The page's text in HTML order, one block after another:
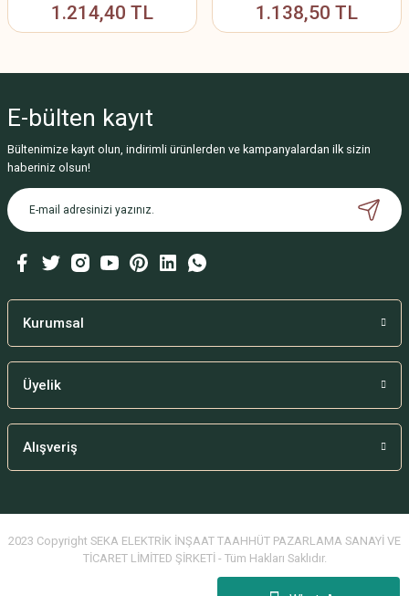
1.214,40 TL 1.138,50 TL
E-bülten kayıt
Bültenimize kayıt olun, indirimli ürünlerden ve kampanyalardan ilk sizin
haberiniz olsun!
Kurumsal
Üyelik
Alışveriş
2023 Copyright SEKA ELEKTRİK İNŞAAT TAAHHÜT PAZARLAMA SANAYİ VE
TİCARET LİMİTED ŞİRKETİ - Tüm Hakları Saklıdır.